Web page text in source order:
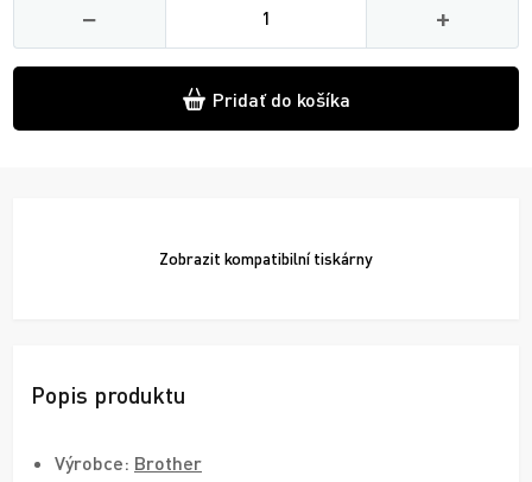
− +
Pridať do košíka
Zobrazit kompatibilní tiskárny
Popis produktu
Výrobce: Brother